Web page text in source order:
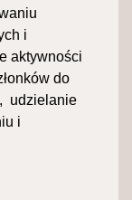
i
aktywności
do
udzielanie
i